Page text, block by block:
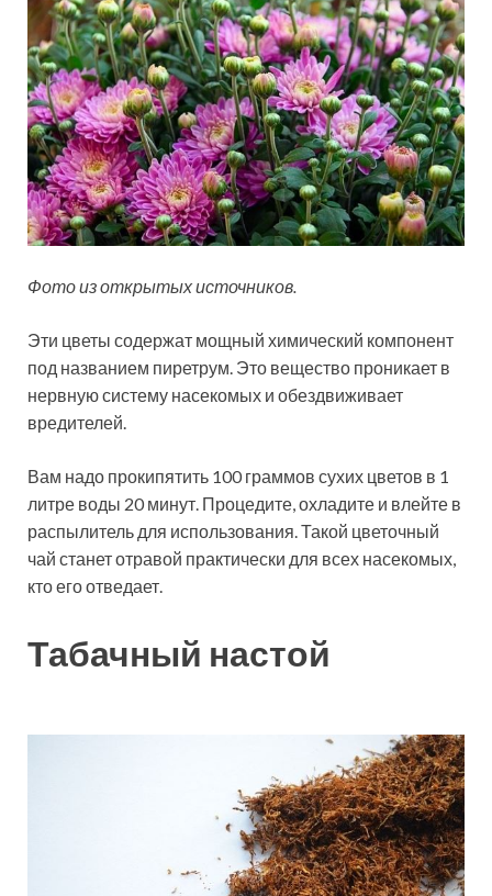
Фото из открытых источников.
Эти цветы содержат мощный химический компонент
под названием пиретрум. Это вещество проникает в
нервную систему насекомых и обездвиживает
вредителей.
Вам надо прокипятить 100 граммов сухих цветов в 1
литре воды 20 минут. Процедите, охладите и влейте в
распылитель для использования. Такой цветочный
чай станет отравой практически для всех насекомых,
кто его отведает.
Табачный настой